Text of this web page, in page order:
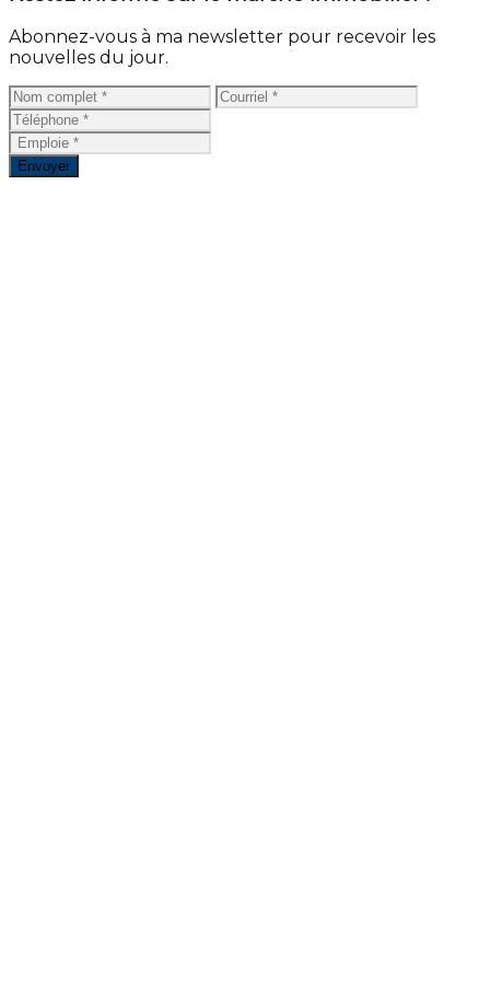
Abonnez-vous à ma newsletter pour recevoir les
nouvelles du jour.
Envoyer